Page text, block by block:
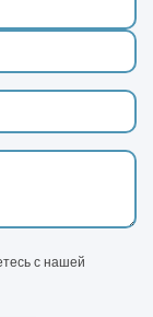
с нашей